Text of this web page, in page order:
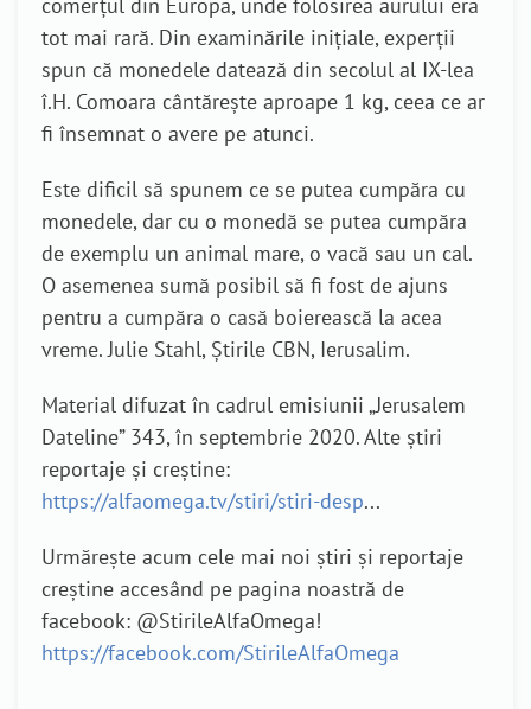
comerțul din Europa, unde folosirea aurului era
tot mai rară. Din examinările inițiale, experții
spun că monedele datează din secolul al IX-lea
î.H. Comoara cântărește aproape 1 kg, ceea ce ar
fi însemnat o avere pe atunci.
Este dificil să spunem ce se putea cumpăra cu
monedele, dar cu o monedă se putea cumpăra
de exemplu un animal mare, o vacă sau un cal.
O asemenea sumă posibil să fi fost de ajuns
pentru a cumpăra o casă boierească la acea
vreme. Julie Stahl, Știrile CBN, Ierusalim.
Material difuzat în cadrul emisiunii „Jerusalem
Dateline” 343, în septembrie 2020. Alte știri
reportaje și creștine:
https://alfaomega.tv/stiri/stiri-desp...
Urmărește acum cele mai noi știri și reportaje
creștine accesând pe pagina noastră de
facebook: @StirileAlfaOmega!
https://facebook.com/StirileAlfaOmega